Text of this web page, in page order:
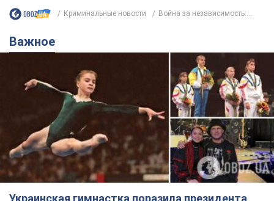
Украинская гимнастка поразила президента
США и впервые услышала "Слава Украине"! Как
сложилась судьба Подкопаевой, которая 30
лет назад завоевала "золото" Олимпиады
У поклонников девушки из Донецка сохранился большой
кусок коврового покрытия с надписью "Атланта-1996"
8.08.2026 18:30 37,8 т.
В Прикарпатье после аномальной